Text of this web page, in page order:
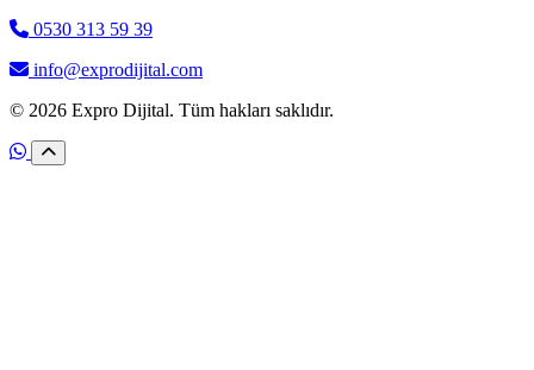
0530 313 59 39
info@exprodijital.com
© 2026 Expro Dijital. Tüm hakları saklıdır.